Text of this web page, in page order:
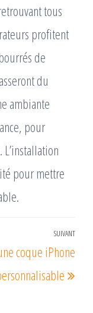
tous
profitent
de
du
ambiante
pour
pour mettre
SUIVANT
coque iPhone